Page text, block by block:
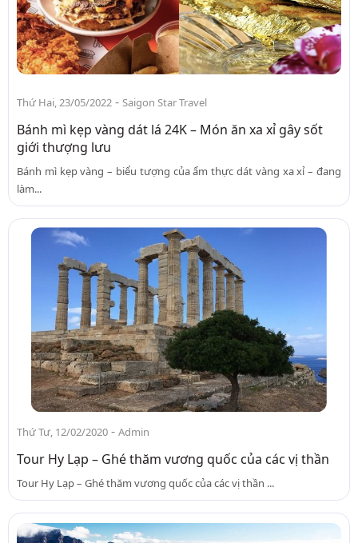
Thứ Hai, 23/05/2022 - Saigon Star Travel
Bánh mì kẹp vàng dát lá 24K – Món ăn xa xỉ gây sốt
giới thượng lưu
Bánh mì kẹp vàng – biểu tượng của ẩm thực dát vàng xa xỉ – đang
làm...
Thứ Tư, 12/02/2020 - Admin
Tour Hy Lạp – Ghé thăm vương quốc của các vị thần
Tour Hy Lạp – Ghé thăm vương quốc của các vị thần ...